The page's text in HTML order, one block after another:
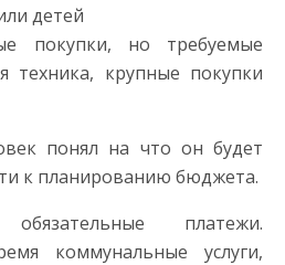
детей
покупки, но требуемые
техника, крупные покупки
понял на что он будет
к планированию бюджета.
платежи.
коммунальные услуги,